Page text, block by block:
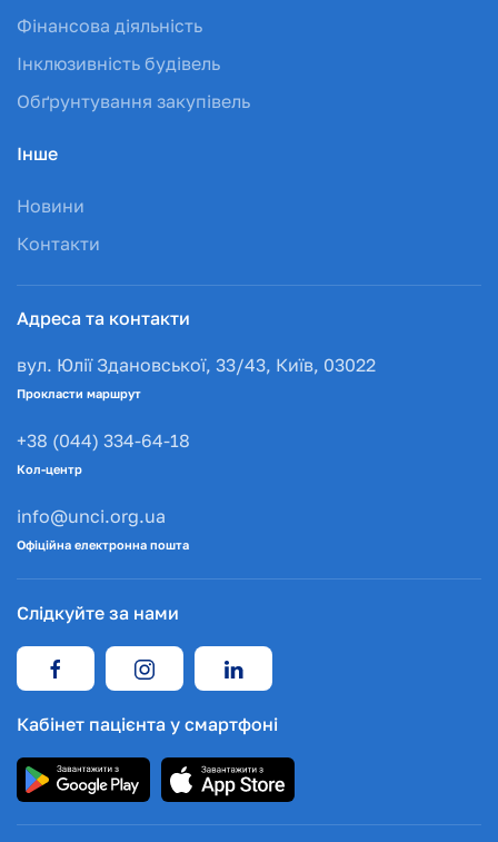
Фінансова діяльність
Інклюзивність будівель
Обґрунтування закупівель
Інше
Новини
Контакти
Адреса та контакти
вул. Юлії Здановської, 33/43, Київ, 03022
Прокласти маршрут
+38 (044) 334-64-18
Кол-центр
info@unci.org.ua
Офіційна електронна пошта
Слідкуйте за нами
Кабінет пацієнта у смартфоні